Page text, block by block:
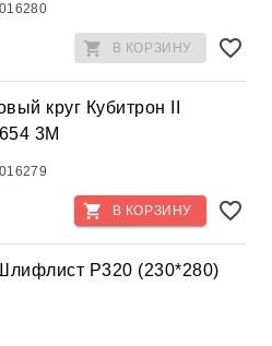
В КОРЗИНУ
круг Кубитрон II
3М
В КОРЗИНУ
Р320 (230*280)